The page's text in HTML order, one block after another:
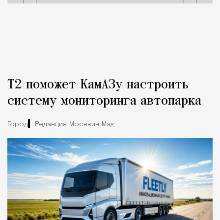
Т2 поможет КамАЗу настроить
систему мониторинга автопарка
Город Редакция Москвич Mag